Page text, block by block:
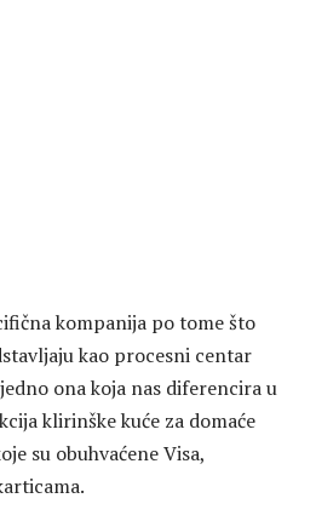
kompanija po tome što
kao procesni centar
ona koja nas diferencira u
klirinške kuće za domaće
su obuhvaćene Visa,